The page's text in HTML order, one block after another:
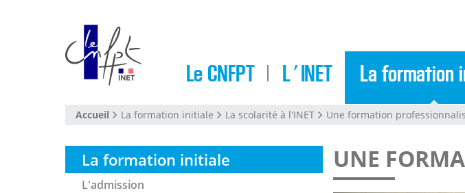
Le CNFPT L'INET La formation
Accueil La formation initiale La scolarité à l'INET Une formation
UNE
La formation initiale
L'admission